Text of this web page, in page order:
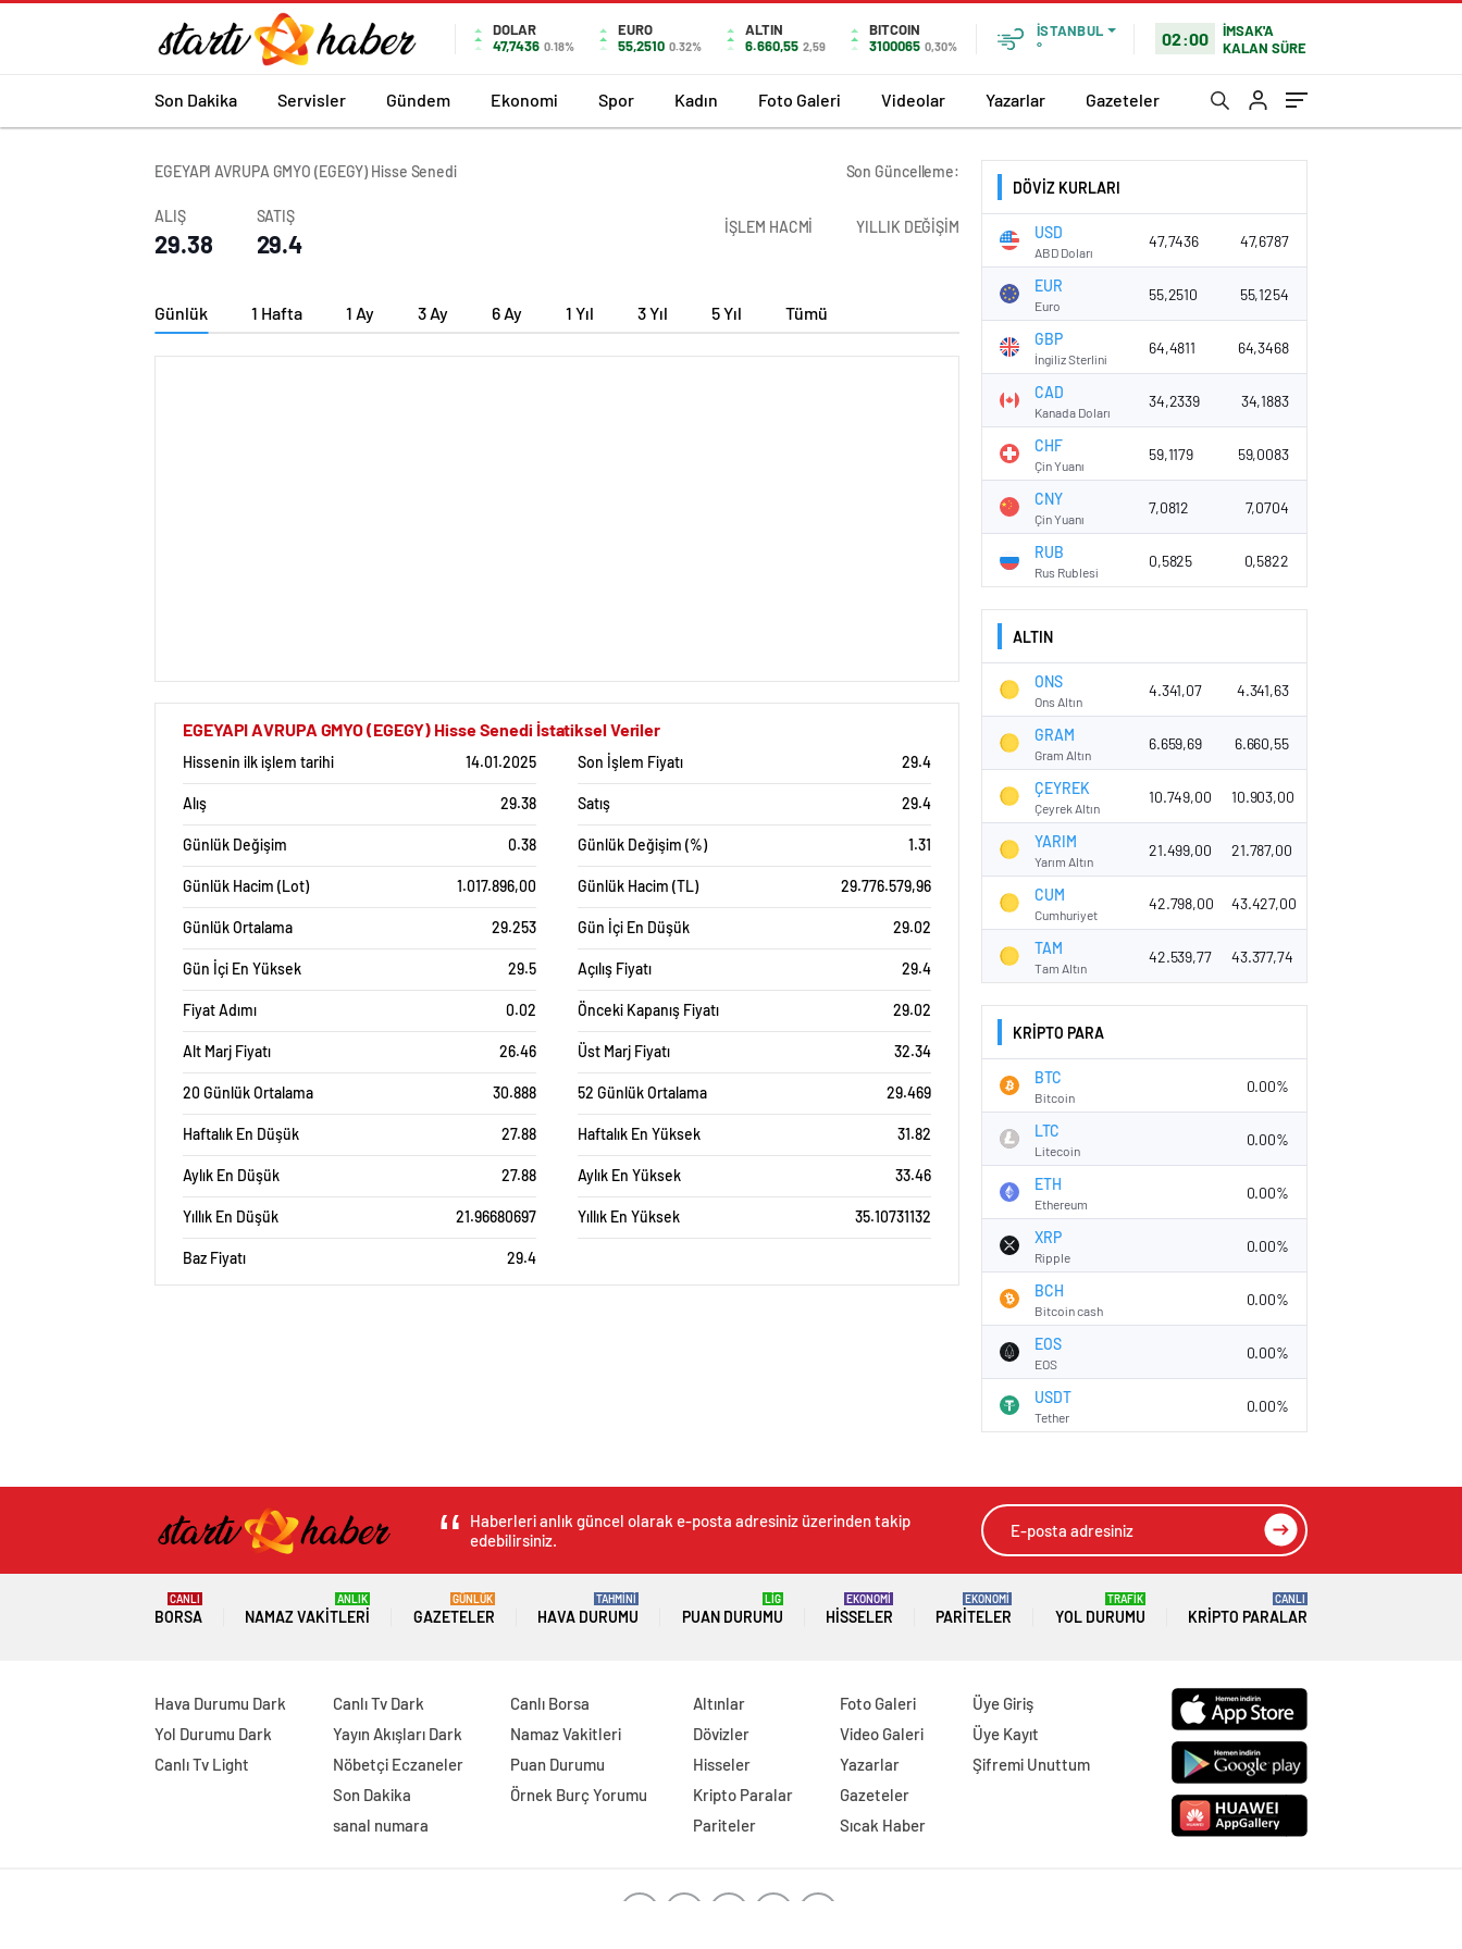
DOLAR
47,7436 0.18%
EURO
55,2510 0.32%
ALTIN
6.660,55 2,59
BITCOIN
3100065 0,30%
İSTANBUL
°
02:00
İMSAK'A
KALAN SÜRE
Son Dakika Servisler Gündem Ekonomi Spor Kadın Foto Galeri Videolar Yazarlar Gazeteler
EGEYAPI AVRUPA GMYO (EGEGY) Hisse Senedi Son Güncelleme:
ALIŞ
29.38
SATIŞ
29.4
İŞLEM HACMİ YILLIK DEĞİŞİM
Günlük 1 Hafta 1 Ay 3 Ay 6 Ay 1 Yıl 3 Yıl 5 Yıl Tümü
EGEYAPI AVRUPA GMYO (EGEGY) Hisse Senedi İstatiksel Veriler
Hissenin ilk işlem tarihi 14.01.2025 Son İşlem Fiyatı 29.4
Alış 29.38 Satış 29.4
Günlük Değişim 0.38 Günlük Değişim (%) 1.31
Günlük Hacim (Lot) 1.017.896,00 Günlük Hacim (TL) 29.776.579,96
Günlük Ortalama 29.253 Gün İçi En Düşük 29.02
Gün İçi En Yüksek 29.5 Açılış Fiyatı 29.4
Fiyat Adımı 0.02 Önceki Kapanış Fiyatı 29.02
Alt Marj Fiyatı 26.46 Üst Marj Fiyatı 32.34
20 Günlük Ortalama 30.888 52 Günlük Ortalama 29.469
Haftalık En Düşük 27.88 Haftalık En Yüksek 31.82
Aylık En Düşük 27.88 Aylık En Yüksek 33.46
Yıllık En Düşük 21.96680697 Yıllık En Yüksek 35.10731132
Baz Fiyatı 29.4
DÖVİZ KURLARI
USD
ABD Doları
47,7436 47,6787
EUR
Euro
55,2510 55,1254
GBP
İngiliz Sterlini
64,4811 64,3468
CAD
Kanada Doları
34,2339 34,1883
CHF
Çin Yuanı
59,1179 59,0083
CNY
Çin Yuanı
7,0812 7,0704
RUB
Rus Rublesi
0,5825 0,5822
ALTIN
ONS
Ons Altın
4.341,07 4.341,63
GRAM
Gram Altın
6.659,69 6.660,55
ÇEYREK
Çeyrek Altın
10.749,00 10.903,00
YARIM
Yarım Altın
21.499,00 21.787,00
CUM
Cumhuriyet
42.798,00 43.427,00
TAM
Tam Altın
42.539,77 43.377,74
KRİPTO PARA
BTC
Bitcoin
0.00%
LTC
Litecoin
0.00%
ETH
Ethereum
0.00%
XRP
Ripple
0.00%
BCH
Bitcoin cash
0.00%
EOS
EOS
0.00%
USDT
Tether
0.00%
Haberleri anlık güncel olarak e-posta adresiniz üzerinden takip
edebilirsiniz.
BORSA
CANLI
NAMAZ VAKITLERI
ANLIK
GAZETELER
GÜNLÜK
HAVA DURUMU
TAHMİNİ
PUAN DURUMU
LİG
HISSELER
EKONOMİ
PARITELER
EKONOMİ
YOL DURUMU
TRAFİK
KRIPTO PARALAR
CANLI
Hava Durumu Dark
Yol Durumu Dark
Canlı Tv Light
Canlı Tv Dark
Yayın Akışları Dark
Nöbetçi Eczaneler
Son Dakika
sanal numara
Canlı Borsa
Namaz Vakitleri
Puan Durumu
Örnek Burç Yorumu
Altınlar
Dövizler
Hisseler
Kripto Paralar
Pariteler
Foto Galeri
Video Galeri
Yazarlar
Gazeteler
Sıcak Haber
Üye Giriş
Üye Kayıt
Şifremi Unuttum